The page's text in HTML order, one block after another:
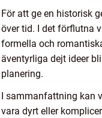
För att ge en historisk
över tid. I det förflutna
formella och
äventyrliga dejt ideer
planering.
I sammanfattning kan
vara dyrt eller